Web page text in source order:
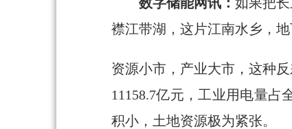
数字储能网讯： 如果把
襟江带湖，这片江南水乡，
资源小市，产业大市，这种
11158.7亿元，工业用电量
积小，土地资源极为紧张。